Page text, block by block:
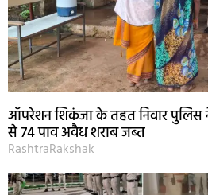
ऑपरेशन शिकंजा के तहत निवार पुलिस ने
से 74 पाव अवैध शराब जब्त
RashtraRakshak